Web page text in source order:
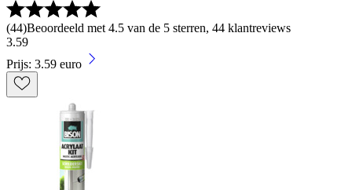
(44)Beoordeeld met 4.5 van de 5 sterren, 44 klantreviews
3.59
Prijs: 3.59 euro